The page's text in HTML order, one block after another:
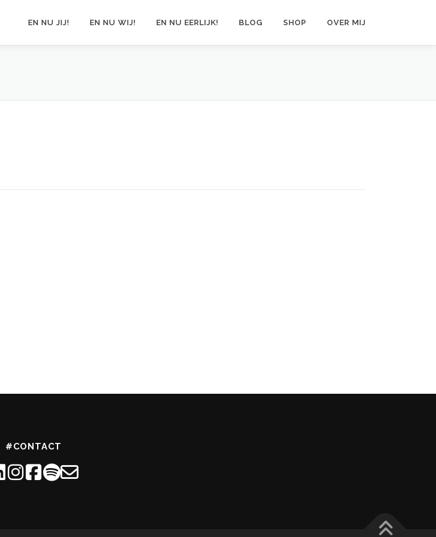
EN NU JIJ! EN NU WIJ! EN NU EERLIJK! BLOG SHOP OVER MIJ
#CONTACT